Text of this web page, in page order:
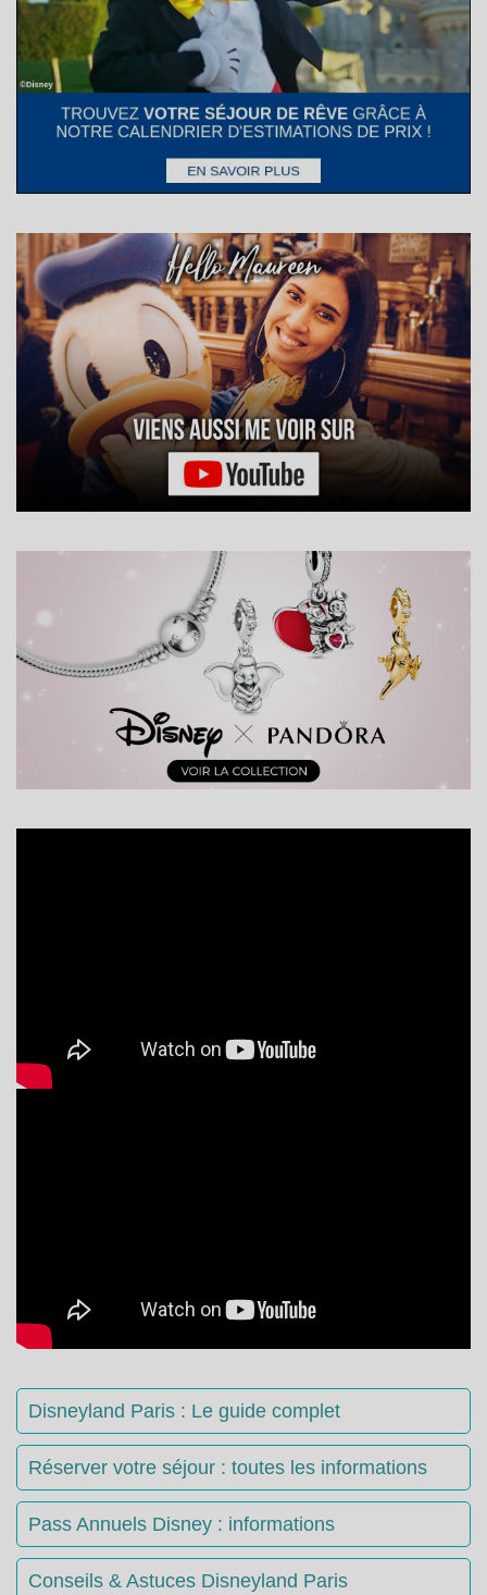
Disneyland Paris : Le guide complet
Réserver votre séjour : toutes les informations
Pass Annuels Disney : informations
Conseils & Astuces Disneyland Paris